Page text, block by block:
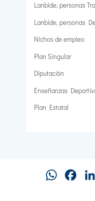
Lanbide, personas
Lanbide, personas
Nichos de empleo
Plan Singular
Diputación
Enseñanzas
Plan Estatal
WhatsApp